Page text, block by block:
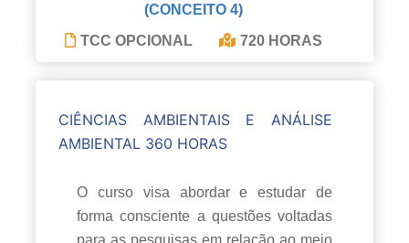
(CONCEITO 4)
TCC OPCIONAL
720 HORAS
CIÊNCIAS AMBIENTAIS E ANÁLISE
AMBIENTAL 360 HORAS
O curso visa abordar e estudar de
forma consciente a questões voltadas
para as pesquisas em relação ao meio